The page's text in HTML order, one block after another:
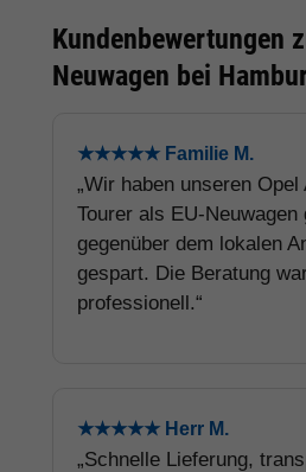
Kundenbewertungen
Neuwagen bei
★★★★★ Familie M.
„Wir haben unseren
Tourer als EU-Neuwagen
gegenüber dem lokalen
gespart. Die Beratung
professionell.“
★★★★★ Herr M.
„Schnelle Lieferung,